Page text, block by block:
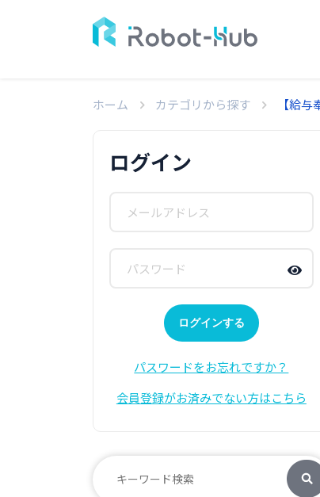
ホーム カテゴリから探す 【給
ログイン
ログインする
パスワードをお忘れですか？
会員登録がお済みでない方はこちら